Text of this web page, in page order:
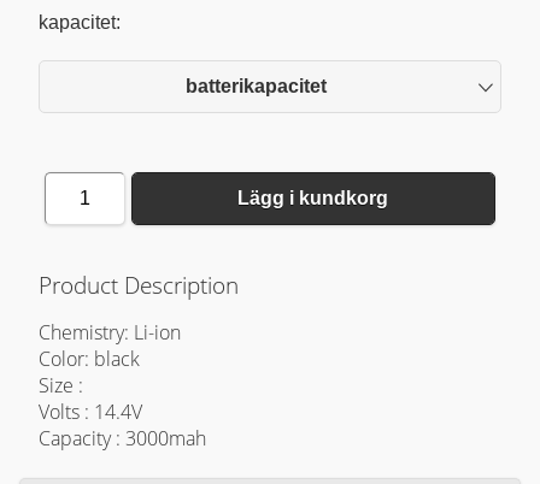
kapacitet:
batterikapacitet
1 Lägg i kundkorg
Product Description
Chemistry: Li-ion
Color: black
Size :
Volts : 14.4V
Capacity : 3000mah